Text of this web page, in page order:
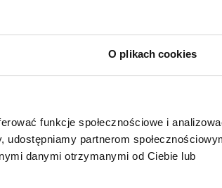
O plikach cookies
funkcje społecznościowe i
partnerom
danymi otrzymanymi od Ciebie lub
Riff
Kontakt dla
Informacje
Zibi S.A.
Informacje
statystycznych i
w tej witrynie,
Twoje preferencje.